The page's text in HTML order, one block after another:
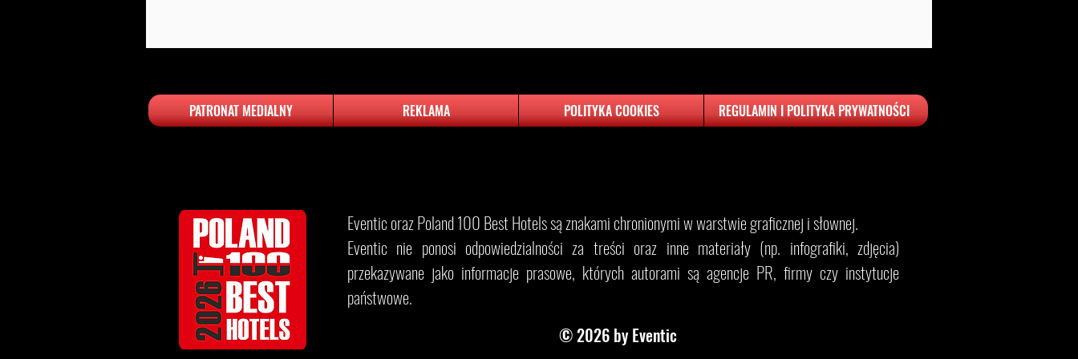
PATRONAT MEDIALNY REKLAMA REGULAMIN I POLITYKA PRYWATNOŚCI
POLITYKA COOKIES
​​​Eventic oraz Poland 100 Best Hotels są znakami chronionymi w warstwie graficznej i słownej.
Eventic nie ponosi odpowiedzialności za treści oraz inne materiały (np. infografiki, zdjęcia)
przekazywane jako informacje prasowe, których autorami są agencje PR, firmy czy instytucje
państwowe.
© 2026 by Eventic